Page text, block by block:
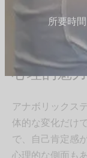
所要時
「筋肉が成長す
を感じる」とい
心理的魅
アナボリックス
体的な変化だけ
で、自己肯定感